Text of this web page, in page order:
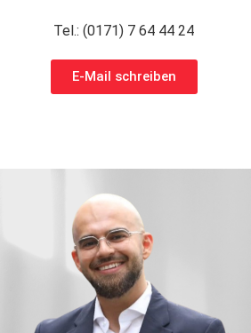
Tel.: (0171) 7 64 44 24
E-Mail schreiben